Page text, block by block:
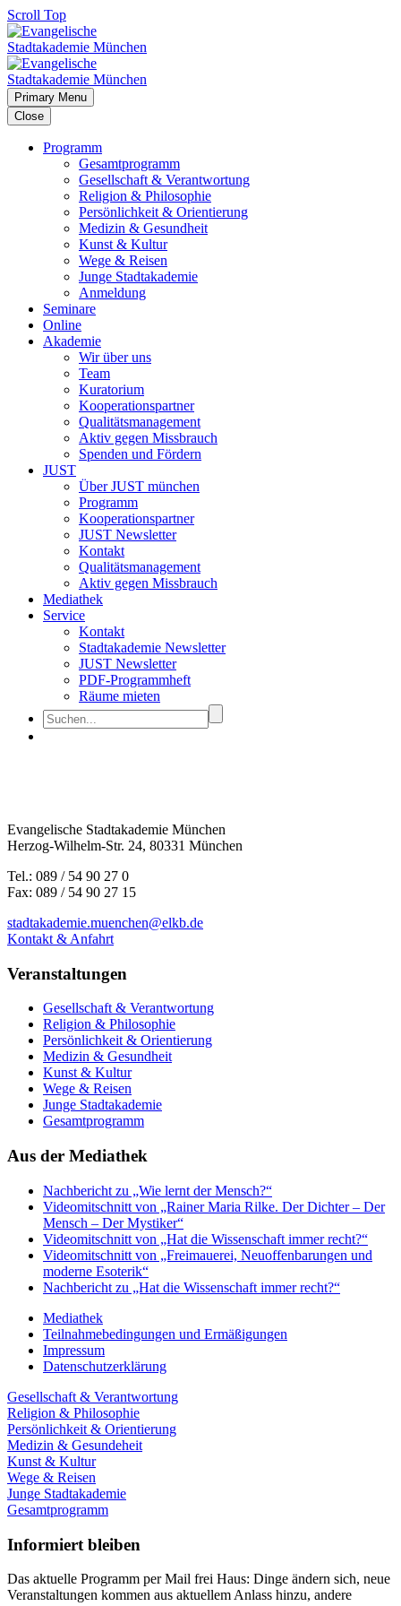
Scroll Top
Primary Menu
Close
Programm
Gesamtprogramm
Gesellschaft & Verantwortung
Religion & Philosophie
Persönlichkeit & Orientierung
Medizin & Gesundheit
Kunst & Kultur
Wege & Reisen
Junge Stadtakademie
Anmeldung
Seminare
Online
Akademie
Wir über uns
Team
Kuratorium
Kooperationspartner
Qualitätsmanagement
Aktiv gegen Missbrauch
Spenden und Fördern
JUST
Über JUST münchen
Programm
Kooperationspartner
JUST Newsletter
Kontakt
Qualitätsmanagement
Aktiv gegen Missbrauch
Mediathek
Service
Kontakt
Stadtakademie Newsletter
JUST Newsletter
PDF-Programmheft
Räume mieten
Evangelische Stadtakademie München
Herzog-Wilhelm-Str. 24, 80331 München
Tel.: 089 / 54 90 27 0
Fax: 089 / 54 90 27 15
stadtakademie.muenchen@elkb.de
Kontakt & Anfahrt
Veranstaltungen
Gesellschaft & Verantwortung
Religion & Philosophie
Persönlichkeit & Orientierung
Medizin & Gesundheit
Kunst & Kultur
Wege & Reisen
Junge Stadtakademie
Gesamtprogramm
Aus der Mediathek
Nachbericht zu „Wie lernt der Mensch?“
Videomitschnitt von „Rainer Maria Rilke. Der Dichter – Der
Mensch – Der Mystiker“
Videomitschnitt von „Hat die Wissenschaft immer recht?“
Videomitschnitt von „Freimauerei, Neuoffenbarungen und
moderne Esoterik“
Nachbericht zu „Hat die Wissenschaft immer recht?“
Mediathek
Teilnahmebedingungen und Ermäßigungen
Impressum
Datenschutzerklärung
Gesellschaft & Verantwortung
Religion & Philosophie
Persönlichkeit & Orientierung
Medizin & Gesundeheit
Kunst & Kultur
Wege & Reisen
Junge Stadtakademie
Gesamtprogramm
Informiert bleiben
Das aktuelle Programm per Mail frei Haus: Dinge ändern sich, neue
Veranstaltungen kommen aus aktuellem Anlass hinzu, andere